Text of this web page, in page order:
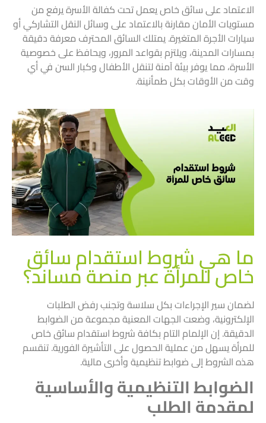
الاعتماد على سائق خاص يعمل تحت كفالة الأسرة يرفع من
مستويات الأمان مقارنة بالاعتماد على وسائل النقل التشاركي أو
سيارات الأجرة المتغيرة. يمتلك السائق المحترف معرفة دقيقة
بمسارات المدينة، ويلتزم بقواعد المرور، ويحافظ على خصوصية
الأسرة، مما يوفر بيئة آمنة لتنقل الأطفال وكبار السن في أي
وقت من الأوقات بكل طمأنينة.
ما هي شروط استقدام سائق
خاص للمرأة عبر منصة مساند؟
لضمان سير الإجراءات بكل سلاسة وتجنب رفض الطلبات
الإلكترونية، وضعت الجهات المعنية مجموعة من الضوابط
الدقيقة. إن الإلمام التام بكافة شروط استقدام سائق خاص
للمرأة يسهل من عملية الحصول على التأشيرة الفورية. تنقسم
هذه الشروط إلى ضوابط تنظيمية وأخرى مالية.
الضوابط التنظيمية والأساسية
لمقدمة الطلب